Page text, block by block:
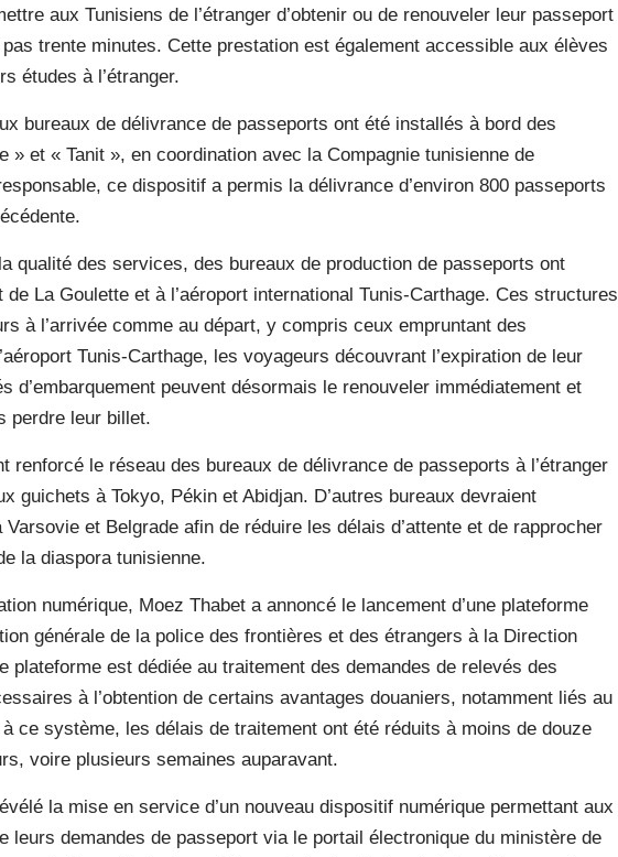
aux Tunisiens de l’étranger d’obtenir ou de renouveler leur passeport
trente minutes. Cette prestation est également accessible aux élèves
études à l’étranger.
bureaux de délivrance de passeports ont été installés à bord des
» et « Tanit », en coordination avec la Compagnie tunisienne de
ce dispositif a permis la délivrance d’environ 800 passeports
qualité des services, des bureaux de production de passeports ont
La Goulette et à l’aéroport international Tunis-Carthage. Ces structures
à l’arrivée comme au départ, y compris ceux empruntant des
Tunis-Carthage, les voyageurs découvrant l’expiration de leur
d’embarquement peuvent désormais le renouveler immédiatement et
perdre leur billet.
renforcé le réseau des bureaux de délivrance de passeports à l’étranger
guichets à Tokyo, Pékin et Abidjan. D’autres bureaux devraient
et Belgrade afin de réduire les délais d’attente et de rapprocher
la diaspora tunisienne.
numérique, Moez Thabet a annoncé le lancement d’une plateforme
générale de la police des frontières et des étrangers à la Direction
plateforme est dédiée au traitement des demandes de relevés des
à l’obtention de certains avantages douaniers, notamment liés au
ce système, les délais de traitement ont été réduits à moins de douze
voire plusieurs semaines auparavant.
la mise en service d’un nouveau dispositif numérique permettant aux
leurs demandes de passeport via le portail électronique du ministère de